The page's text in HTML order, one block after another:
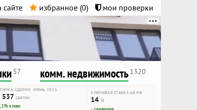
сайте избранное (0) мои проверки
57 комм. недвижимость 1320
СДЕЛКИ · ИЮНЬ 2026
537 сделок
к маю
КЛЮЧЕВАЯ СТАВКА ЦБ РФ
14%
↓ снижение